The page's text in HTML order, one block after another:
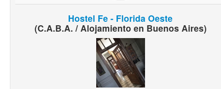
Hostel Fe - Florida Oeste
(C.A.B.A. / Alojamiento en Buenos Aires)